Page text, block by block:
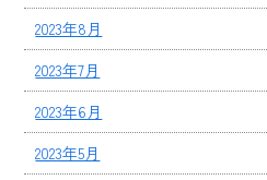
2023年8月
2023年7月
2023年6月
2023年5月